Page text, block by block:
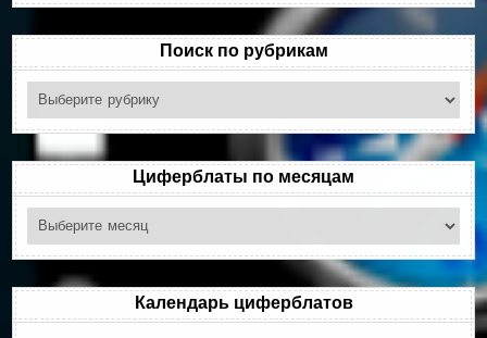
Поиск по рубрикам
Поиск
рубрикам
Циферблаты по месяцам
Циферблаты
месяцам
Календарь циферблатов